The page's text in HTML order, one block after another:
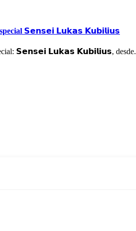
𝗦𝗲𝗻𝘀𝗲𝗶 𝗟𝘂𝗸𝗮𝘀 𝗞𝘂𝗯𝗶𝗹𝗶𝘂𝘀
𝗦𝗲𝗻𝘀𝗲𝗶 𝗟𝘂𝗸𝗮𝘀 𝗞𝘂𝗯𝗶𝗹𝗶𝘂𝘀, desde.